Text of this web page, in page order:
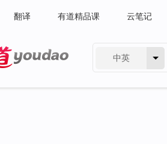
翻译 有道精品课 云笔记
中英